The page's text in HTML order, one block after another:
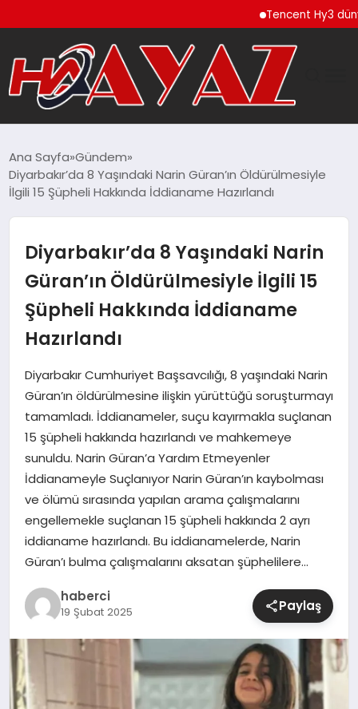
Tencent Hy3 dünya
DÜNYA
EKONOMI
MAGAZIN
SIYASET
SPOR
TEKNOLOJI
YAŞAM
Ana Sayfa Gündem
Diyarbakır’da 8 Yaşındaki Narin Güran’ın Öldürülmesiyle
İlgili 15 Şüpheli Hakkında İddianame Hazırlandı
Diyarbakır’da 8 Yaşındaki Narin
Güran’ın Öldürülmesiyle İlgili 15
Şüpheli Hakkında İddianame
Hazırlandı
Diyarbakır Cumhuriyet Başsavcılığı, 8 yaşındaki Narin
Güran’ın öldürülmesine ilişkin yürüttüğü soruşturmayı
tamamladı. İddianameler, suçu kayırmakla suçlanan
15 şüpheli hakkında hazırlandı ve mahkemeye
sunuldu. Narin Güran’a Yardım Etmeyenler
İddianameyle Suçlanıyor Narin Güran’ın kaybolması
ve ölümü sırasında yapılan arama çalışmalarını
engellemekle suçlanan 15 şüpheli hakkında 2 ayrı
iddianame hazırlandı. Bu iddianamelerde, Narin
Güran’ı bulma çalışmalarını aksatan şüphelilere…
haberci
19 Şubat 2025 Paylaş